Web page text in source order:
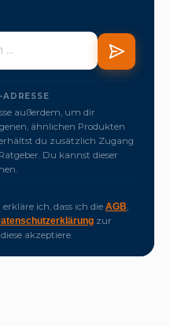
außerdem, um dir
ähnlichen Produkten
du zusätzlich Zugang
Du kannst dieser
ich, dass ich die AGB
zur
akzeptiere.